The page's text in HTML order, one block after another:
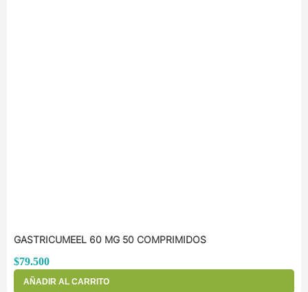
GASTRICUMEEL 60 MG 50 COMPRIMIDOS
$79.500
AÑADIR AL CARRITO